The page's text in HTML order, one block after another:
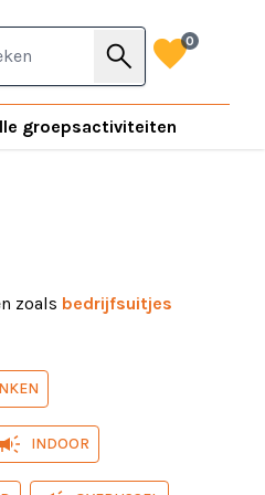
groepsactiviteiten
search favorite0
zoals bedrijfsuitjes
INDOOR